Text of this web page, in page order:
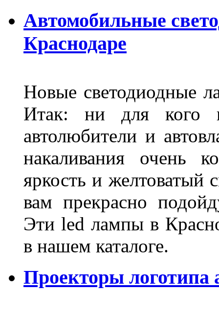
Автомобильные
Краснодаре
Новые светодиодные
Итак: ни для кого
автолюбители и
накаливания очень
яркость и желтоватый
вам прекрасно
Эти led лампы в
в нашем каталоге.
Проекторы логотипа